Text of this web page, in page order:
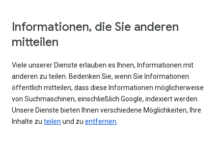
Informationen, die Sie anderen
mitteilen
Viele unserer Dienste erlauben es Ihnen, Informationen mit
anderen zu teilen. Bedenken Sie, wenn Sie Informationen
öffentlich mitteilen, dass diese Informationen möglicherweise
von Suchmaschinen, einschließlich Google, indexiert werden.
Unsere Dienste bieten Ihnen verschiedene Möglichkeiten, Ihre
Inhalte zu teilen und zu entfernen.